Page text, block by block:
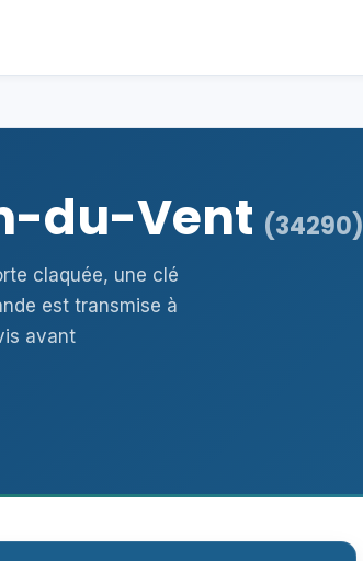
du-Vent (34290)
claquée, une clé
est transmise à
avant